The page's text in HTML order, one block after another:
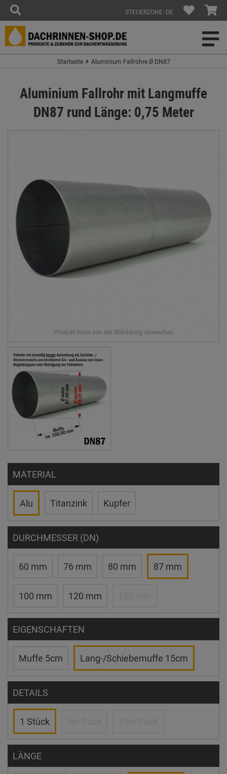
STEUERZONE: DE
Startseite Aluminium Fallrohre Ø DN87
Aluminium Fallrohr mit Langmuffe
DN87 rund Länge: 0,75 Meter
MATERIAL
Alu Titanzink Kupfer
DURCHMESSER (DN)
60 mm 76 mm 80 mm 87 mm
100 mm 120 mm
EIGENSCHAFTEN
Muffe 5cm Lang-/Schiebemuffe 15cm
DETAILS
1 Stück
LÄNGE